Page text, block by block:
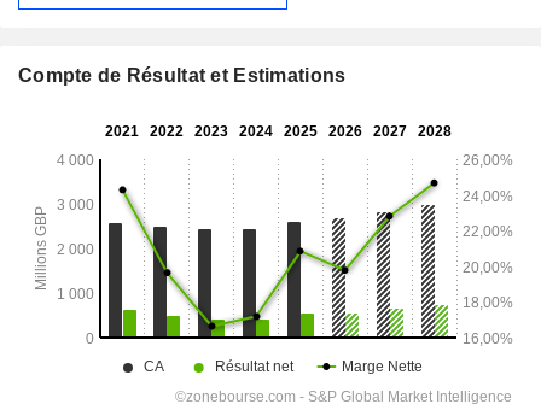
Compte de Résultat et Estimations